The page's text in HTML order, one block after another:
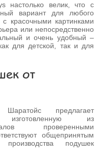
настолько велик, что с
вариант для любого
красочными картинками
или непосредственно
и очень удобный –
для детской, так и для
от
предлагает
изготовленную из
проверенными
общепринятым
подушек